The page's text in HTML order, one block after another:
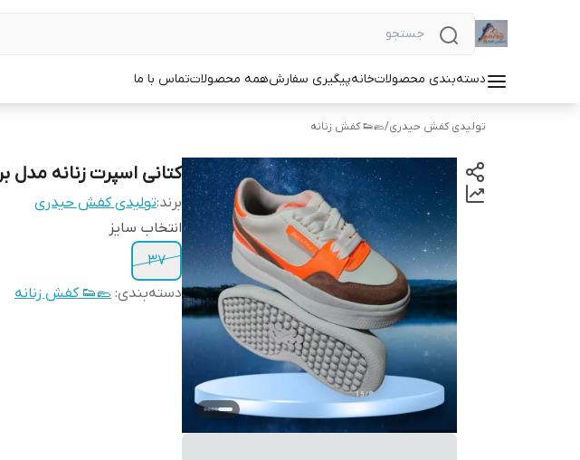
دسته‌بندی محصولاتخانهپیگیری سفارشهمه محصولاتتماس با ما
تولیدی کفش حیدری/🥿👟 کفش زنانه
کتانی اسپرت زنانه مدل
برند:تولیدی کفش حیدری
انتخاب سایز
37
دسته‌بندی: 🥿👟 کفش زنانه